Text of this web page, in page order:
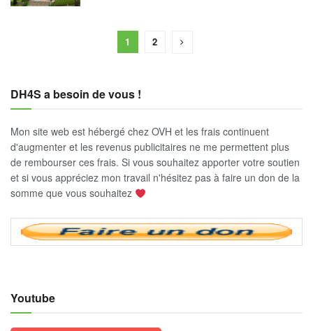
1 2
DH4S a besoin de vous !
Mon site web est hébergé chez OVH et les frais continuent
d'augmenter et les revenus publicitaires ne me permettent plus
de rembourser ces frais. Si vous souhaitez apporter votre soutien
et si vous appréciez mon travail n'hésitez pas à faire un don de la
somme que vous souhaitez
Youtube